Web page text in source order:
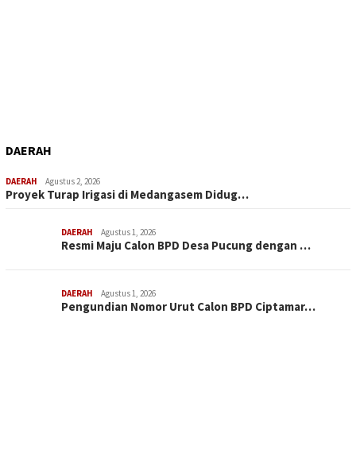
DAERAH
DAERAH Agustus 2, 2026
Proyek Turap Irigasi di Medangasem Didug…
DAERAH Agustus 1, 2026
Resmi Maju Calon BPD Desa Pucung dengan …
DAERAH Agustus 1, 2026
Pengundian Nomor Urut Calon BPD Ciptamar…